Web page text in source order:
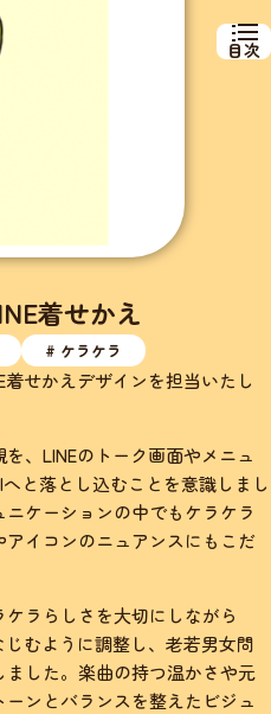
目次
着せかえ
# ケラケラ
せかえデザインを担当いたし
、LINEのトーク画面やメニュ
と落とし込むことを意識しまし
ケーションの中でもケラケラ
イコンのニュアンスにもこだ
ラらしさを大切にしながら
むように調整し、老若男女問
した。楽曲の持つ温かさや元
ンとバランスを整えたビジュ